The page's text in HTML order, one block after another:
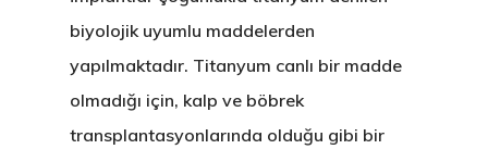
biyolojik uyumlu maddelerden
yapılmaktadır. Titanyum canlı bir madde
olmadığı için, kalp ve böbrek
transplantasyonlarında olduğu gibi bir
Hakkımızda
İdari Kadro
Tedavilerimiz
İmplant Tedavisi
ESTETİK
Hekimlerimiz